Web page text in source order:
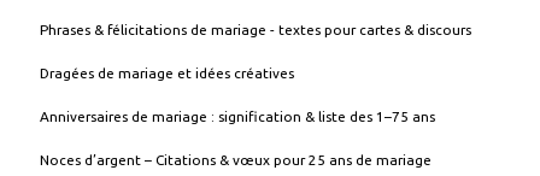
Phrases & félicitations de mariage - textes pour cartes & discours
Dragées de mariage et idées créatives
Anniversaires de mariage : signification & liste des 1–75 ans
Noces d’argent – Citations & vœux pour 25 ans de mariage